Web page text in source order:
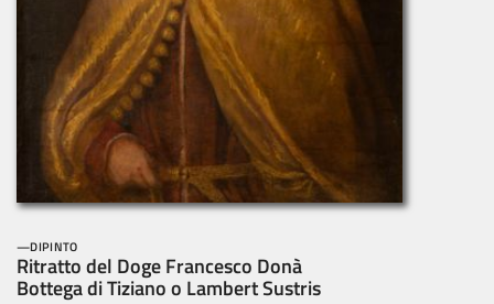
DIPINTO
Ritratto del Doge Francesco Donà
Bottega di Tiziano o Lambert Sustris